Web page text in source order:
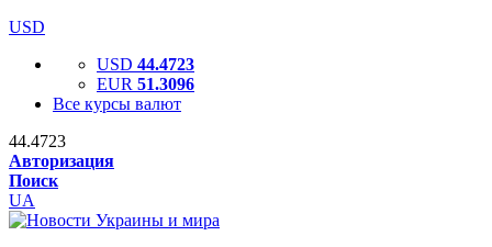
USD
USD 44.4723
EUR 51.3096
Все курсы валют
44.4723
Авторизация
Поиск
UA